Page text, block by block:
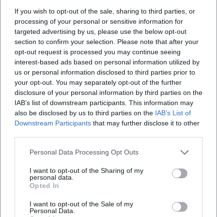
If you wish to opt-out of the sale, sharing to third parties, or
processing of your personal or sensitive information for
targeted advertising by us, please use the below opt-out
section to confirm your selection. Please note that after your
opt-out request is processed you may continue seeing
interest-based ads based on personal information utilized by
us or personal information disclosed to third parties prior to
your opt-out. You may separately opt-out of the further
disclosure of your personal information by third parties on the
IAB’s list of downstream participants. This information may
also be disclosed by us to third parties on the IAB’s List of
Downstream Participants that may further disclose it to other
Personal Data Processing Opt Outs
I want to opt-out of the Sharing of my
personal data.
Opted In
I want to opt-out of the Sale of my
Personal Data.
auf organische Texturen – Gitarrenflächen,
Rhodes/Analogsynths, unaufdringliche Percussion,
punktuell Bläser oder Chor. Die Produktion bleibt
transparent: Stimmen im Vordergrund, detailreiche
Transienten im Drumset, Basslinien mit melodischer
Funktion. Diese Ästhetik erklärt, warum selbst
introvertierte Songs live eine ungewöhnliche Strahlkraft
entwickeln. ([kleingeldprinzessin.de]
(https://kleingeldprinzessin.de/band?utm_source=openai))
Bühnenpräsenz und Live-Klang: Präzision trifft Spielfreude
holen lassen; dynamische Bögen, die im Crescendo nicht
2024 erschienene Livealbum mit dem Filmorchester
Babelsberg dokumentiert die Fähigkeit, orchestrale Farben
in die Band-DNA zu integrieren, ohne die intime Direktheit
zu verlieren – ein Beispiel für handwerkliche Expertise in